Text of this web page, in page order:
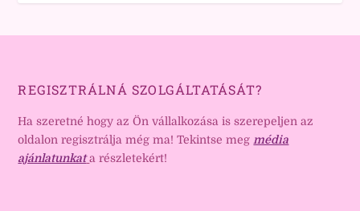
REGISZTRÁLNÁ SZOLGÁLTATÁSÁT?
Ha szeretné hogy az Ön vállalkozása is szerepeljen az
oldalon regisztrálja még ma! Tekintse megmédia
ajánlatunkat a részletekért!